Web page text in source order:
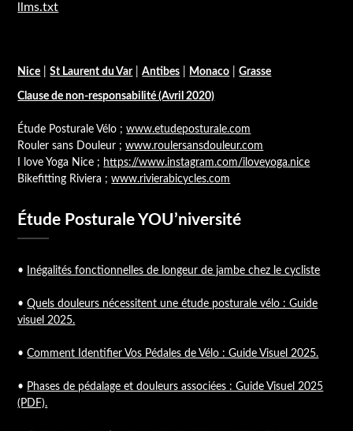
llms.txt
Nice |St Laurent du Var|Antibes Monaco |Grasse
Clause de non-responsabilité (Avril 2020)
Étude Posturale Vélo ;www.etudeposturale.com
Rouler sans Douleur ;www.roulersansdouleur.com
I love Yoga Nice ; https://www.instagram.com/iloveyoga.nice
Bikefitting Riviera ;www.rivierabicycles.com
Étude Posturale YOU’niversité
• Inégalités fonctionnelles de longeur de jambe chez le cycliste
•Quels douleurs nécessitent une étude posturale vélo : Guide
visuel 2025.
•Comment Identifier Vos Pédales de Vélo : Guide Visuel 2025.
• Phases de pédalage et douleurs associées : Guide Visuel 2025
(PDF).